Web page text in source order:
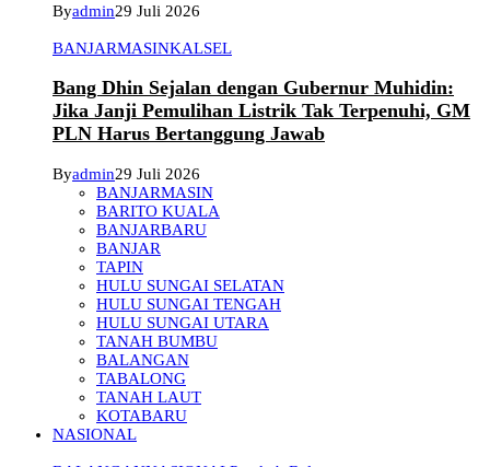
Byadmin29 Juli 2026
BANJARMASINKALSEL
Bang Dhin Sejalan dengan Gubernur Muhidin:
Jika Janji Pemulihan Listrik Tak Terpenuhi, GM
PLN Harus Bertanggung Jawab
Byadmin29 Juli 2026
BANJARMASIN
BARITO KUALA
BANJARBARU
BANJAR
TAPIN
HULU SUNGAI SELATAN
HULU SUNGAI TENGAH
HULU SUNGAI UTARA
TANAH BUMBU
BALANGAN
TABALONG
TANAH LAUT
KOTABARU
NASIONAL